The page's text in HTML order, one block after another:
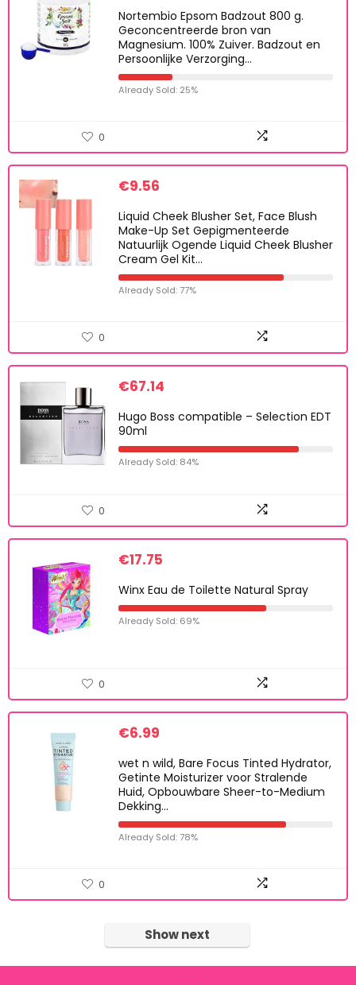
Nortembio Epsom Badzout 800 g.
Geconcentreerde bron van
Magnesium. 100% Zuiver. Badzout en
Persoonlijke Verzorging…
Already Sold: 25%
0
€9.56
Liquid Cheek Blusher Set, Face Blush
Make-Up Set Gepigmenteerde
Natuurlijk Ogende Liquid Cheek Blusher
Cream Gel Kit…
Already Sold: 77%
0
€67.14
Hugo Boss compatible – Selection EDT
90ml
Already Sold: 84%
0
€17.75
Winx Eau de Toilette Natural Spray
Already Sold: 69%
0
€6.99
wet n wild, Bare Focus Tinted Hydrator,
Getinte Moisturizer voor Stralende
Huid, Opbouwbare Sheer-to-Medium
Dekking…
Already Sold: 78%
0
Show next